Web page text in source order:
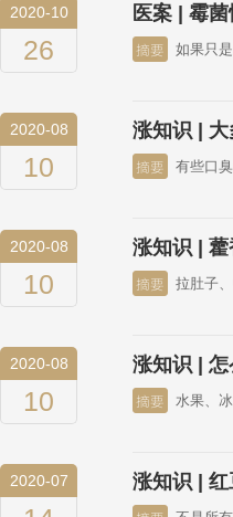
2020-10
26
医案 | 霉
如果只
2020-08
10
涨知识 |
有些口
2020-08
10
涨知识 | 藿
拉肚子
2020-08
10
涨知识 | 怎
水果、
2020-07 涨知识 | 红